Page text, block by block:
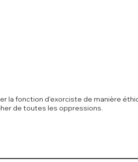
la fonction d'exorciste de manière
de toutes les oppressions.